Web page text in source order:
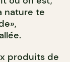
nature te
produits de